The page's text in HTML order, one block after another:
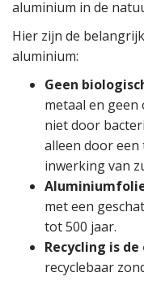
aluminium in de
Hier zijn de
aluminium:
Geen
metaal en
niet door
alleen door een
inwerking van
met een
tot 500 jaar.
Recycling is
recyclebaar